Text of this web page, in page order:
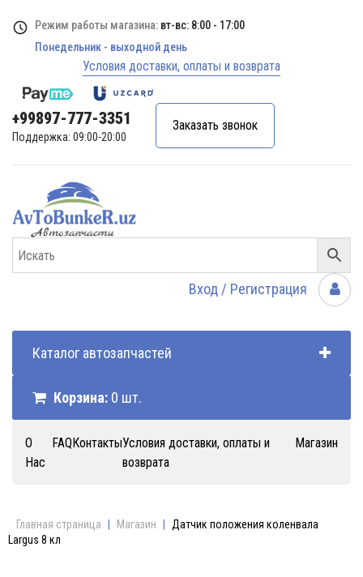
Режим работы магазина: вт-вс: 8:00 - 17:00
Понедельник - выходной день
Условия доставки, оплаты и возврата
+99897-777-3351
Поддержка: 09:00-20:00
Заказать звонок
Вход / Регистрация
Каталог автозапчастей
Корзина: 0 шт.
О
Нас
FAQКонтактыУсловия доставки, оплаты и
возврата
Магазин
Главная страница Магазин
Датчик положения коленвала
Largus 8 кл